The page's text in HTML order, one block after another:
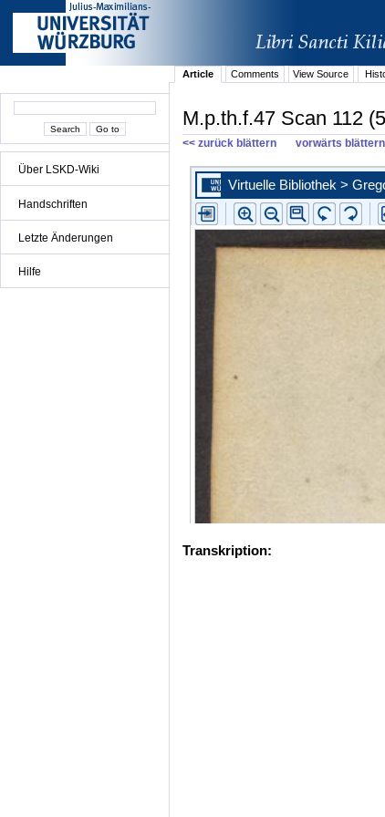
Über LSKD-Wiki
Handschriften
Letzte Änderungen
Hilfe
Article
Comments View Source
M.p.th.f.47 Scan 112
<< zurück blättern vorwärts
Transkription: